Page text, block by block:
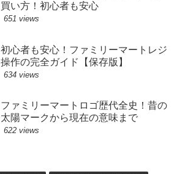
買い方！初心者も安心
651 views
初心者も安心！ファミリーマートレジ
操作の完全ガイド【保存版】
634 views
ファミリーマートロゴ歴代全史！昔の
太陽マークから現在の意味まで
622 views